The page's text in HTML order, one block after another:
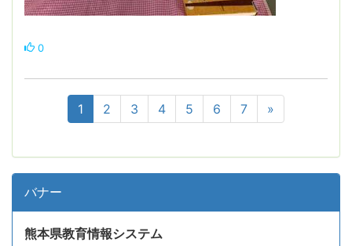
0
1 2 3 4 5 6 7 »
バナー
熊本県教育情報システム